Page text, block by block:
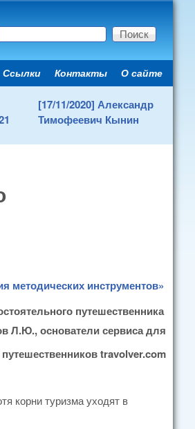
поиска
Secondary menu
Ссылки Контакты О сайте
[17/11/2020] Александр
Тимофеевич Кынин
методических инструментов»
путешественника
Л.Ю., основатели сервиса для
travolver.com
корни туризма уходят в